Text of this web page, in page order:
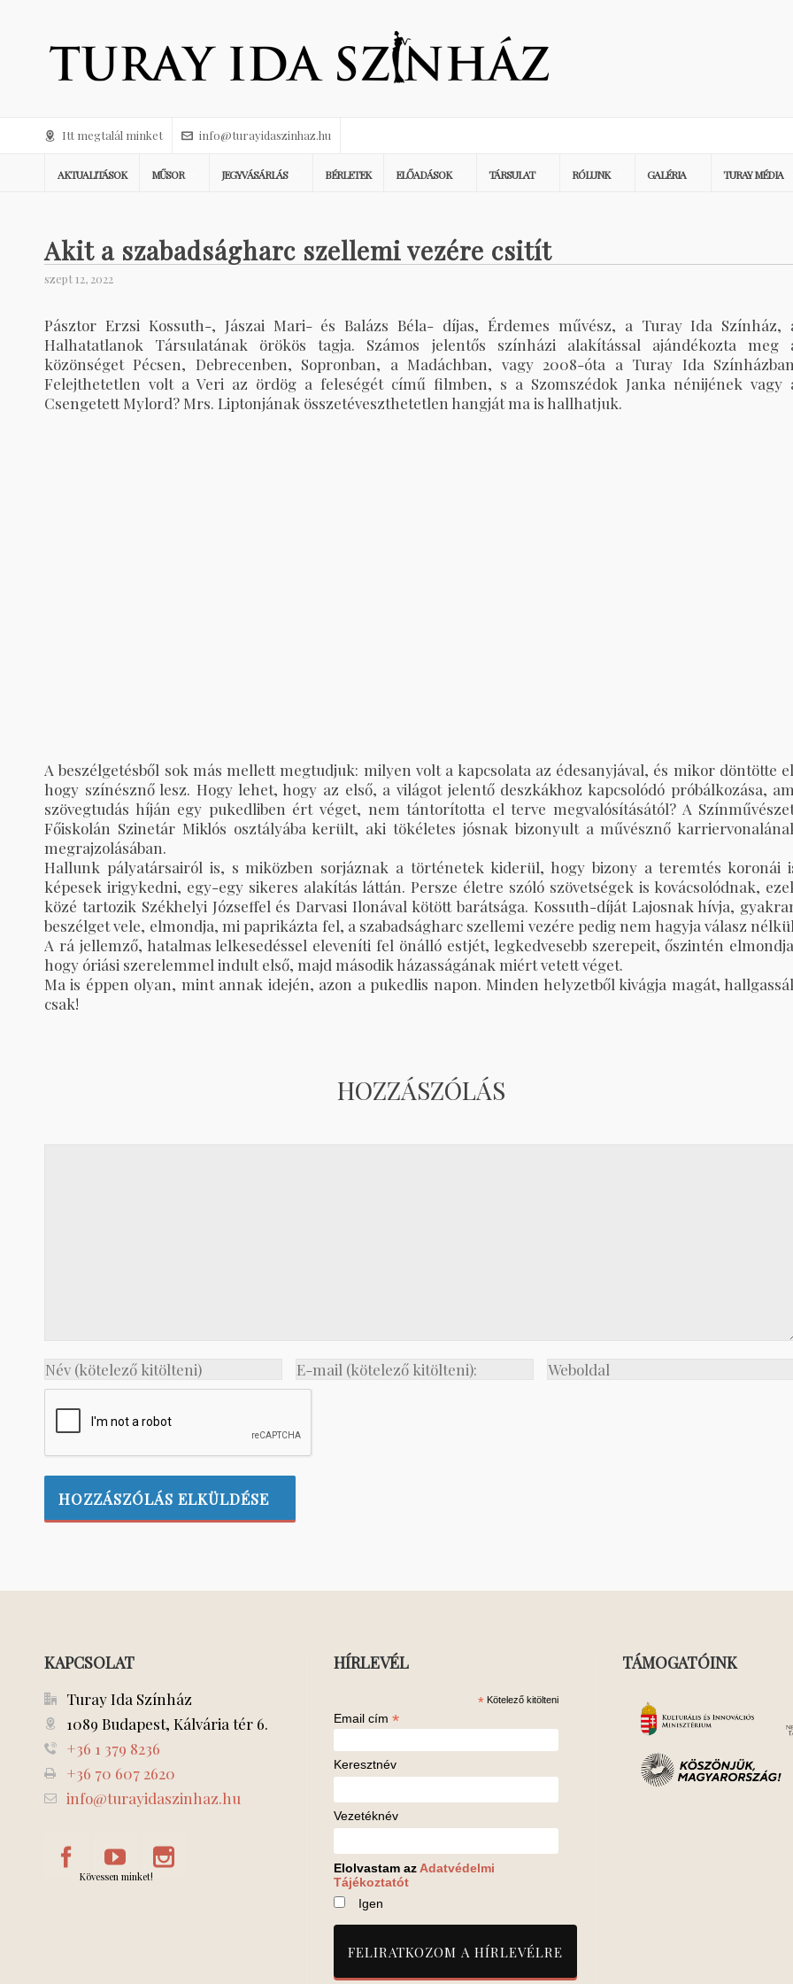
Itt megtalál minket info@turayidaszinhaz.hu
AKTUALITÁSOK MŰSOR JEGYVÁSÁRLÁS BÉRLETEK ELŐADÁSOK TÁRSULAT RÓLUNK GALÉRIA TURAY MÉDIA
Akit a szabadságharc szellemi vezére csitít
szept 12, 2022
Pásztor Erzsi Kossuth-, Jászai Mari- és Balázs Béla- díjas, Érdemes művész, a Turay Ida Színház,
Halhatatlanok Társulatának örökös tagja. Számos jelentős színházi alakítással ajándékozta meg
közönséget Pécsen, Debrecenben, Sopronban, a Madáchban, vagy 2008-óta a Turay Ida
Felejthetetlen volt a Veri az ördög a feleségét című filmben, s a Szomszédok Janka nénijének vagy
Csengetett Mylord? Mrs. Liptonjának összetéveszthetetlen hangját ma is hallhatjuk.
A beszélgetésből sok más mellett megtudjuk: milyen volt a kapcsolata az édesanyjával, és mikor döntötte
hogy színésznő lesz. Hogy lehet, hogy az első, a világot jelentő deszkákhoz kapcsolódó próbálkozása,
szövegtudás híján egy pukedliben ért véget, nem tántorította el terve megvalósításától? A
Főiskolán Szinetár Miklós osztályába került, aki tökéletes jósnak bizonyult a művésznő
megrajzolásában.
Hallunk pályatársairól is, s miközben sorjáznak a történetek kiderül, hogy bizony a teremtés koronái
képesek irigykedni, egy-egy sikeres alakítás láttán. Persze életre szóló szövetségek is kovácsolódnak,
közé tartozik Székhelyi Józseffel és Darvasi Ilonával kötött barátsága. Kossuth-díját Lajosnak hívja,
beszélget vele, elmondja, mi paprikázta fel, a szabadságharc szellemi vezére pedig nem hagyja válasz
A rá jellemző, hatalmas lelkesedéssel eleveníti fel önálló estjét, legkedvesebb szerepeit, őszintén
hogy óriási szerelemmel indult első, majd második házasságának miért vetett véget.
Ma is éppen olyan, mint annak idején, azon a pukedlis napon. Minden helyzetből kivágja magát,
csak!
HOZZÁSZÓLÁS
KAPCSOLAT
Turay Ida Színház
1089 Budapest, Kálvária tér 6.
+36 1 379 8236
+36 70 607 2620
info@turayidaszinhaz.hu
Kövessen minket!
HÍRLEVÉL
* Kötelező kitölteni
Email cím *
Keresztnév
Vezetéknév
Elolvastam az Adatvédelmi
Tájékoztatót
Igen
TÁMOGATÓINK